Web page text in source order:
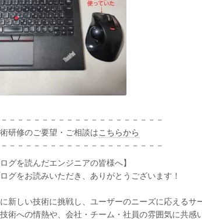
－－－－－－－－－－－－－－－－－－－
研修のご要望・ご相談はこちらから
－－－－－－－－－－－－－－－－－－－
グを読んだエンジニアの皆様へ】
グをお読みいただき、ありがとうございます！
新しい技術に挑戦し、ユーザーのニーズに応えるサ
術への情熱や、会社・チーム・社員の雰囲気に共感